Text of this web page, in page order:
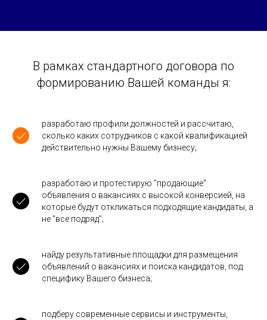
В рамках стандартного договора по
формированию Вашей команды я:
разработаю профили должностей и рассчитаю,
сколько каких сотрудников с какой квалификацией
действительно нужны Вашему бизнесу;
разработаю и протестирую "продающие"
объявления о вакансиях с высокой конверсией, на
которые будут откликаться подходящие кандидаты, а
не "все подряд";
найду результативные площадки для размещения
объявлений о вакансиях и поиска кандидатов, под
специфику Вашего бизнеса;
подберу современные сервисы и инструменты,